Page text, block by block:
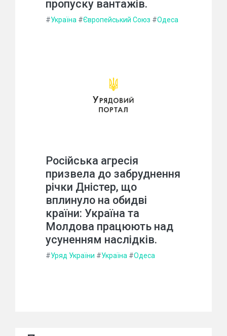
пропуску вантажів.
#Україна #Європейський Союз #Одеса
Російська агресія
призвела до забруднення
річки Дністер, що
вплинуло на обидві
країни: Україна та
Молдова працюють над
усуненням наслідків.
#Уряд України #Україна #Одеса